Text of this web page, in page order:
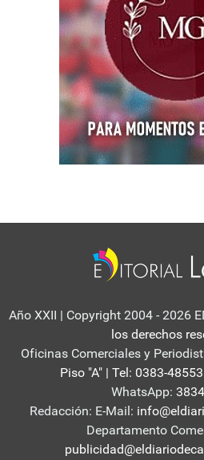
Año XXII | Copyright 2004 - 2026
los derechos
Oficinas Comerciales y
Piso "A" | Tel: 0383-
WhatsApp:
Redacción: E-Mail:
Departamento